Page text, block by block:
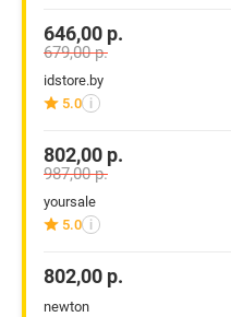
646,00 р.
679,00р.
idstore.by
5.0 i
802,00 р.
987,00р.
yoursale
5.0 i
802,00 р.
newton